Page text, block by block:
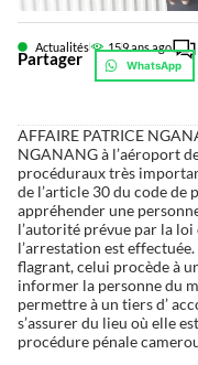
Actualités 159 ans ago
Partager WhatsApp
AFFAIRE PATRICE
NGANANG à l’aéroport
procéduraux très
de l’article 30 du code de
appréhender une
l’autorité prévue par la
l’arrestation est
flagrant, celui procède à
informer la personne du
permettre à un tiers d’
s’assurer du lieu où elle
procédure pénale